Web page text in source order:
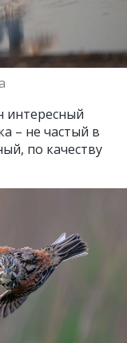
интересный
– не частый в
по качеству